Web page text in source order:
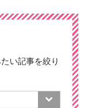
い記事を絞り